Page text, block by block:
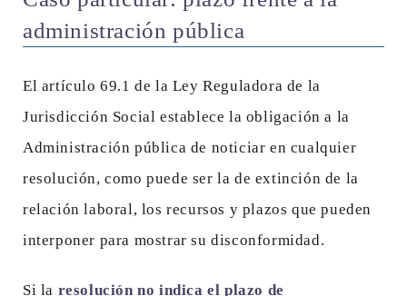
administración pública
El artículo 69.1 de la Ley Reguladora de la
Jurisdicción Social establece la obligación a la
Administración pública de noticiar en cualquier
resolución, como puede ser la de extinción de la
relación laboral, los recursos y plazos que pueden
interponer para mostrar su disconformidad.
Si la resolución no indica el plazo de